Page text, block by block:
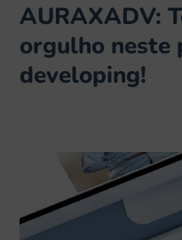
AURAXADV:
orgulho neste
developing!